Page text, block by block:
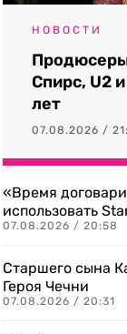
НОВОСТИ
Спирс, U2
лет
07.08.2026 /
«Время
использовать
07.08.2026 / 20:58
Старшего сына
Героя Чечни
07.08.2026 / 20:31